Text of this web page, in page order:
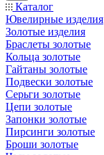
Каталог
Ювелирные изделия
Золотые изделия
Браслеты золотые
Кольца золотые
Гайтаны золотые
Подвески золотые
Серьги золотые
Цепи золотые
Запонки золотые
Пирсинги золотые
Броши золотые